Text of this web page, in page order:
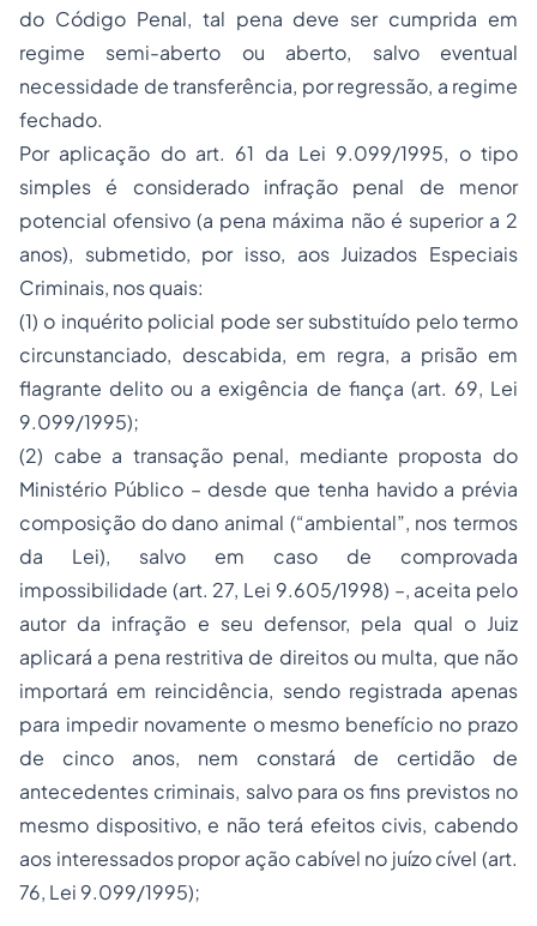
do Código Penal, tal pena deve ser cumprida em
regime semi-aberto ou aberto, salvo eventual
necessidade de transferência, por regressão, a regime
fechado.
Por aplicação do art. 61 da Lei 9.099/1995, o tipo
simples é considerado infração penal de menor
potencial ofensivo (a pena máxima não é superior a 2
anos), submetido, por isso, aos Juizados Especiais
Criminais, nos quais:
(1) o inquérito policial pode ser substituído pelo termo
circunstanciado, descabida, em regra, a prisão em
flagrante delito ou a exigência de fiança (art. 69, Lei
9.099/1995);
(2) cabe a transação penal, mediante proposta do
Ministério Público – desde que tenha havido a prévia
composição do dano animal (“ambiental”, nos termos
da Lei), salvo em caso de comprovada
impossibilidade (art. 27, Lei 9.605/1998) –, aceita pelo
autor da infração e seu defensor, pela qual o Juiz
aplicará a pena restritiva de direitos ou multa, que não
importará em reincidência, sendo registrada apenas
para impedir novamente o mesmo benefício no prazo
de cinco anos, nem constará de certidão de
antecedentes criminais, salvo para os fins previstos no
mesmo dispositivo, e não terá efeitos civis, cabendo
aos interessados propor ação cabível no juízo cível (art.
76, Lei 9.099/1995);